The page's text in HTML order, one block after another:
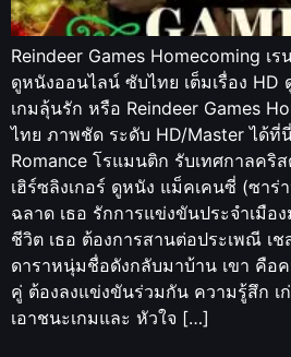
Reindeer Games Homecoming เ
ดูหนังออนไลน์ ซับไทย เต็มเรื่อง HD
เกมลุ้นรัก หรือ Reindeer Games
ไทย ภาพชัด ระดับ HD/Master ได้ที่
Romance โรแมนติก รับเทศกาลคริ
เฮิร์ซลิงเกอร์ ดูหนัง แม็คเคนซี่ (ซาร่
ฉลาด เธอ รักการแข่งขันประจำเมือง
ชีวิต เธอ ต้องการสานต่อประเพณี เช
ดาราหนุ่มชื่อดังกลับมาบ้าน เขา คือ
คู่ ต้องลงแข่งขันร่วมกัน ความรู้สึก เ
เอาชนะเกมและ หัวใจ […]